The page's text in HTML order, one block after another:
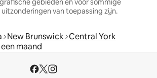
gebieden en voor sommige
van toepassing zijn.
New Brunswick Central York
maand